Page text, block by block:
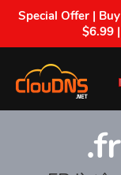
Special Offer |
$6.99
.fr